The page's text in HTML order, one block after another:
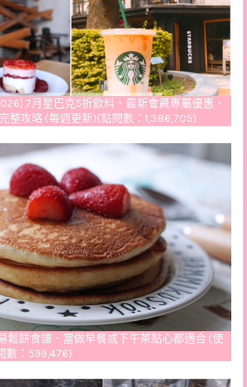
7月星巴克5折飲料、最新會員專屬優惠、
整攻略 (每週更新)(點閱數：1,386,705)
鬆餅食譜．當做早餐或下午茶點心都適合 (使
數：599,476)